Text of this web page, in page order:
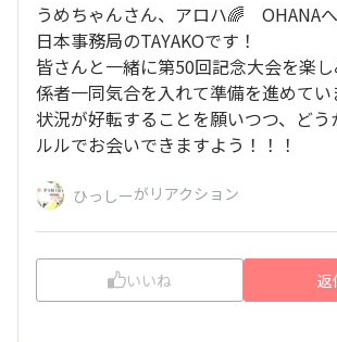
うめちゃんさん、アロハ🌈 OHANA
日本事務局のTAYAKOです！
皆さんと一緒に第50回記念大会を楽
係者一同気合を入れて準備を進めていま
状況が好転することを願いつつ、どう
ルルでお会いできますよう！！！
ひっしーがリアクション
いいね 返